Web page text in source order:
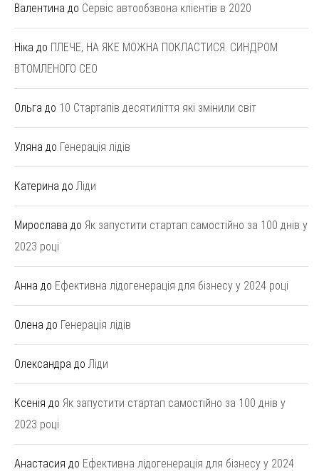
Валентина до Сервіс автообзвона клієнтів в 2020
Ніка до ПЛЕЧЕ, НА ЯКЕ МОЖНА ПОКЛАСТИСЯ. СИНДРОМ
ВТОМЛЕНОГО СЕО
Ольга до 10 Стартапів десятиліття які змінили світ
Уляна до Генерація лідів
Катерина до Ліди
Мирослава до Як запустити стартап самостійно за 100 днів у
2023 році
Анна до Ефективна лідогенерація для бізнесу у 2024 році
Олена до Генерація лідів
Олександра до Ліди
Ксенія до Як запустити стартап самостійно за 100 днів у
2023 році
Анастасия до Ефективна лідогенерація для бізнесу у 2024